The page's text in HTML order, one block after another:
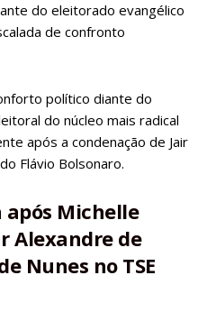
do eleitorado evangélico
de confronto
político diante do
do núcleo mais radical
após a condenação de Jair
Flávio Bolsonaro.
Michelle
Alexandre de
Nunes no TSE